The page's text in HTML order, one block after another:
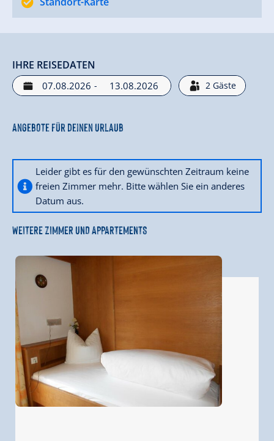
IHRE REISEDATEN
- 2 Gäste
Angebote für deinen Urlaub
Leider gibt es für den gewünschten Zeitraum keine
freien Zimmer mehr. Bitte wählen Sie ein anderes
Datum aus.
WEITERE ZIMMER UND APPARTEMENTS